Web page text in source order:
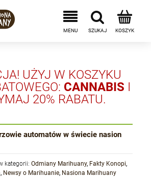
UŻYJ W KOSZYKU
CANNABIS I
20% RABATU.
automatów w świecie nasion
kategorii:Odmiany Marihuany, Fakty Konopi,
, Newsy o Marihuanie, Nasiona Marihuany